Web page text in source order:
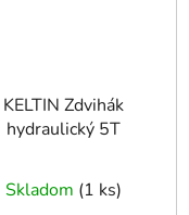
KELTIN Zdvihák
hydraulický 5T
Skladom (1 ks)